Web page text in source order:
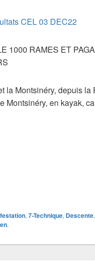
CEL 03 DEC22
1000 RAMES ET
la Montsinéry, depuis la
Montsinéry, en kayak,
, 7-Technique, Descente,
.